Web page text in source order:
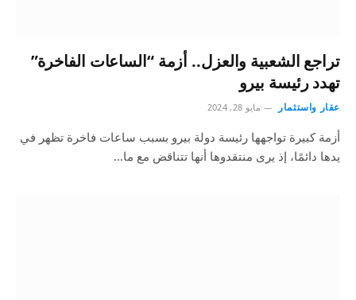
تراجع الشعبية والعزل.. أزمة “الساعات الفاخرة”
تهدد رئيسة بيرو
عقار واستثمار مايو 28, 2024
أزمة كبيرة تواجهها رئيسة دولة بيرو بسبب ساعات فاخرة تظهر في
يدها دائمًا، إذ يرى منتقدوها أنها تتناقض مع ما…